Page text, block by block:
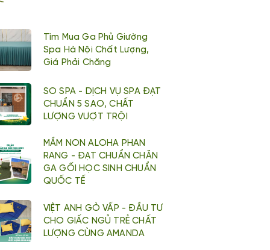
Tìm Mua Ga Phủ Giường
Spa Hà Nội Chất Lượng,
Giá Phải Chăng
SO SPA - DỊCH VỤ SPA ĐẠT
CHUẨN 5 SAO, CHẤT
LƯỢNG VƯỢT TRỘI
MẦM NON ALOHA PHAN
RANG - ĐẠT CHUẨN CHĂN
GA GỐI HỌC SINH CHUẨN
QUỐC TẾ
VIỆT ANH GÒ VẤP - ĐẦU TƯ
CHO GIẤC NGỦ TRẺ CHẤT
LƯỢNG CÙNG AMANDA